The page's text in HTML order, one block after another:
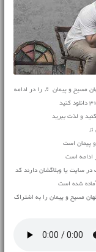
مسیح و پیمان ♬ را در ادامه
و لذت ببرید
♫
پیمان است
ادامه است
سایت یا وبلاگشان دارند کد
شده است
مسیح و پیمان را به اشتراک